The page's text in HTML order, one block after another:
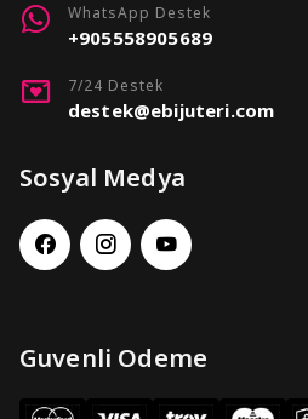
WhatsApp Destek
+905558905689
7/24 Destek
destek@ebijuteri.com
Sosyal Medya
Guvenli Odeme